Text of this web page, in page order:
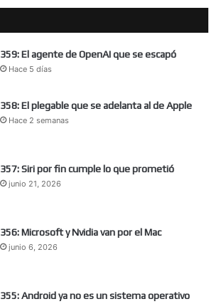
359: El agente de OpenAI que se escapó
Hace 5 días
358: El plegable que se adelanta al de Apple
Hace 2 semanas
357: Siri por fin cumple lo que prometió
junio 21, 2026
356: Microsoft y Nvidia van por el Mac
junio 6, 2026
355: Android ya no es un sistema operativo